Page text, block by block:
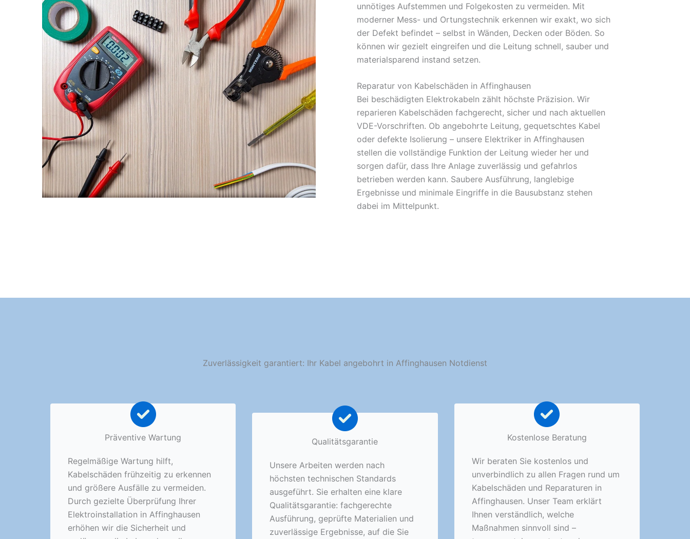
unnötiges Aufstemmen und Folgekosten zu vermeiden. Mit
moderner Mess- und Ortungstechnik erkennen wir exakt, wo sich
der Defekt befindet – selbst in Wänden, Decken oder Böden. So
können wir gezielt eingreifen und die Leitung schnell, sauber und
materialsparend instand setzen.
Reparatur von Kabelschäden in Affinghausen
Bei beschädigten Elektrokabeln zählt höchste Präzision. Wir
reparieren Kabelschäden fachgerecht, sicher und nach aktuellen
VDE-Vorschriften. Ob angebohrte Leitung, gequetschtes Kabel
oder defekte Isolierung – unsere Elektriker in Affinghausen
stellen die vollständige Funktion der Leitung wieder her und
sorgen dafür, dass Ihre Anlage zuverlässig und gefahrlos
betrieben werden kann. Saubere Ausführung, langlebige
Ergebnisse und minimale Eingriffe in die Bausubstanz stehen
dabei im Mittelpunkt.
Zuverlässigkeit garantiert: Ihr Kabel angebohrt in Affinghausen Notdienst
Präventive Wartung
Regelmäßige Wartung hilft,
Kabelschäden frühzeitig zu erkennen
und größere Ausfälle zu vermeiden.
Durch gezielte Überprüfung Ihrer
Elektroinstallation in Affinghausen
erhöhen wir die Sicherheit und
Qualitätsgarantie
Unsere Arbeiten werden nach
höchsten technischen Standards
ausgeführt. Sie erhalten eine klare
Qualitätsgarantie: fachgerechte
Ausführung, geprüfte Materialien und
zuverlässige Ergebnisse, auf die Sie
Kostenlose Beratung
Wir beraten Sie kostenlos und
unverbindlich zu allen Fragen rund um
Kabelschäden und Reparaturen in
Affinghausen. Unser Team erklärt
Ihnen verständlich, welche
Maßnahmen sinnvoll sind –